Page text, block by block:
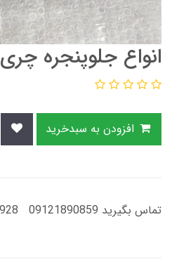
انواع جلوپنجره چری
تماس بگیرید 09121890859 02144220928